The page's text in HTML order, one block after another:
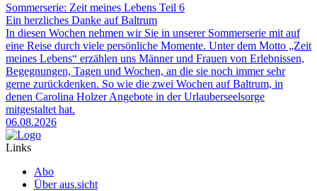
Sommerserie: Zeit meines Lebens Teil 6
Ein herzliches Danke auf Baltrum
In diesen Wochen nehmen wir Sie in unserer Sommerserie mit auf
eine Reise durch viele persönliche Momente. Unter dem Motto „Zeit
meines Lebens“ erzählen uns Männer und Frauen von Erlebnissen,
Begegnungen, Tagen und Wochen, an die sie noch immer sehr
gerne zurückdenken. So wie die zwei Wochen auf Baltrum, in
denen Carolina Holzer Angebote in der Urlauberseelsorge
mitgestaltet hat.
06.08.2026
Links
Abo
Über aus.sicht